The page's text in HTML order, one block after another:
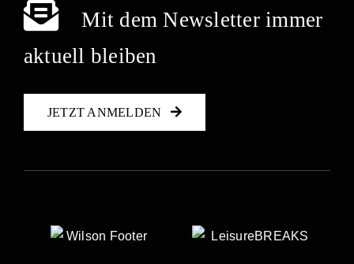
Optionen
auf
Mit dem Newsletter immer
aktuell bleiben
JETZT ANMELDEN